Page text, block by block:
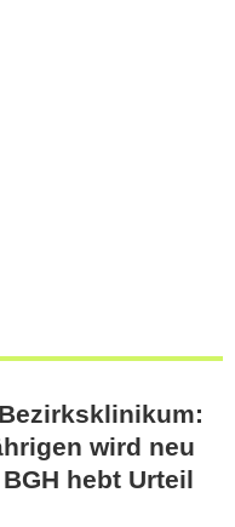
wird neu
hebt Urteil